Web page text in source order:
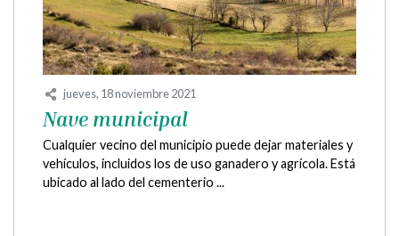
jueves, 18 noviembre 2021
Nave municipal
Cualquier vecino del municipio puede dejar materiales y
vehículos, incluidos los de uso ganadero y agrícola. Está
ubicado al lado del cementerio ...